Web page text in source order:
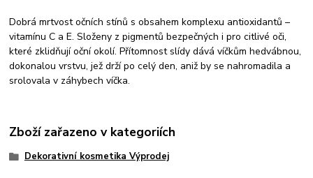
Dobrá mrtvost očních stínů s obsahem komplexu antioxidantů –
vitamínu C a E. Složeny z pigmentů bezpečných i pro citlivé oči,
které zklidňují oční okolí. Přítomnost slídy dává víčkům hedvábnou,
dokonalou vrstvu, jež drží po celý den, aniž by se nahromadila a
srolovala v záhybech víčka.
Zboží zařazeno v kategoriích
Dekorativní kosmetika Výprodej